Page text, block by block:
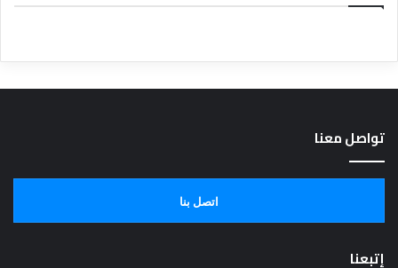
تواصل معنا
اتصل بنا
إتبعنا